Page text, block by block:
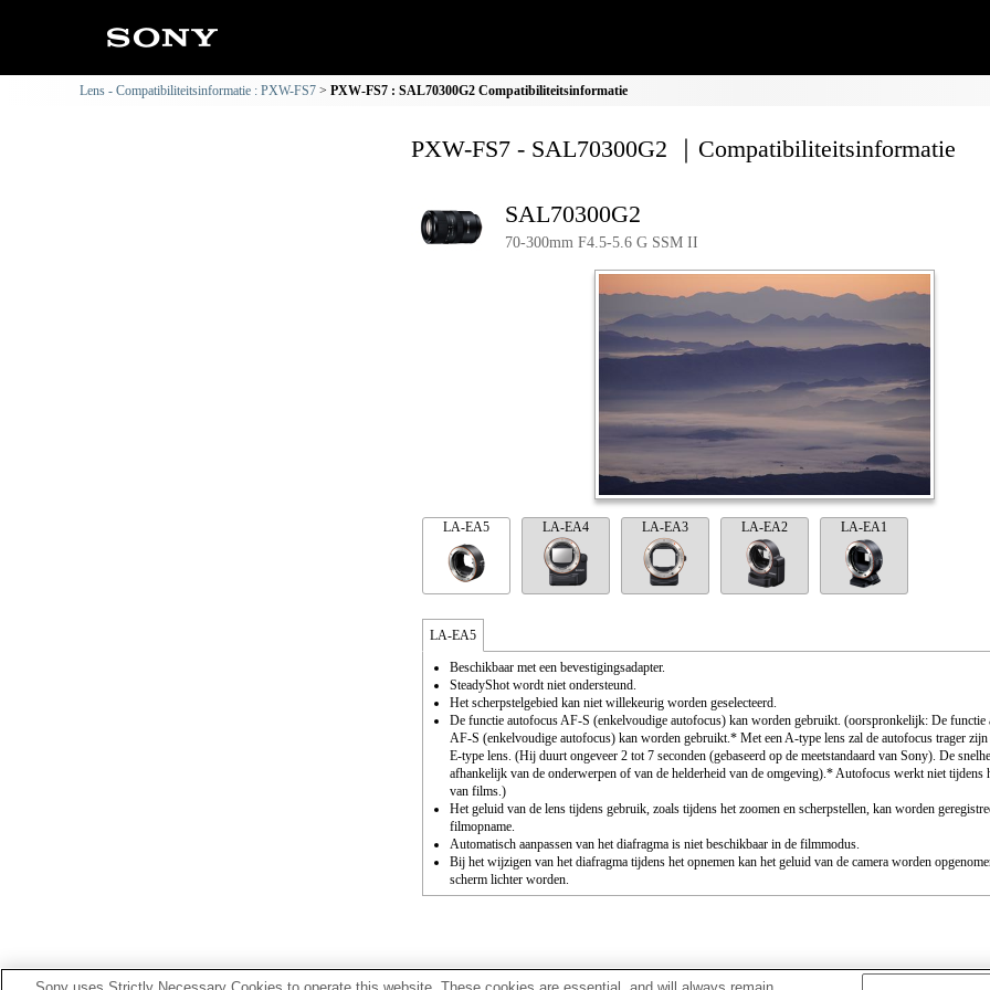
Lens - Compatibiliteitsinformatie : PXW-FS7 PXW-FS7 : SAL70300G2 Compatibiliteitsinformatie
PXW-FS7 - SAL70300G2 ｜Compatibiliteitsinformatie
SAL70300G2
70-300mm F4.5-5.6 G SSM II
LA-EA5 LA-EA4 LA-EA3 LA-EA2 LA-EA1
LA-EA5
Beschikbaar met een bevestigingsadapter.
SteadyShot wordt niet ondersteund.
Het scherpstelgebied kan niet willekeurig worden geselecteerd.
De functie autofocus AF-S (enkelvoudige autofocus) kan worden gebruikt. (oorspronkelijk: De functie
AF-S (enkelvoudige autofocus) kan worden gebruikt.* Met een A-type lens zal de autofocus trager zijn
E-type lens. (Hij duurt ongeveer 2 tot 7 seconden (gebaseerd op de meetstandaard van Sony). De
afhankelijk van de onderwerpen of van de helderheid van de omgeving).* Autofocus werkt niet tijdens
van films.)
Het geluid van de lens tijdens gebruik, zoals tijdens het zoomen en scherpstellen, kan worden
filmopname.
Automatisch aanpassen van het diafragma is niet beschikbaar in de filmmodus.
Bij het wijzigen van het diafragma tijdens het opnemen kan het geluid van de camera worden
scherm lichter worden.